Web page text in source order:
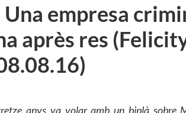
empresa
après res
anys va volar amb un biplà sobre